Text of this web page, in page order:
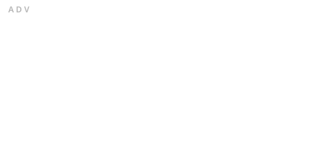
ADV